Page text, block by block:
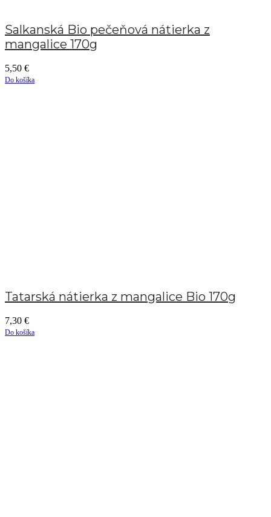
Salkanská Bio pečeňová nátierka z
mangalice 170g
5,50 €
Do košíka
Tatarská nátierka z mangalice Bio 170g
7,30 €
Do košíka